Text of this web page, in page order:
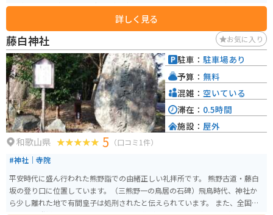
ネギ、のりなどトッピングも豊富に揃い、リピーターが多いのも納得です。
観光ついでに立ち寄るには最適な場所で、近隣には自然の絶景も多く、移動
時にはバイクでのツーリングを楽しむのも良いでしょう。駐車場も用意され
ており、サクッと入店できます。ぜひ、和歌山の美味しいラーメンを味わい
に訪れてみてください！
詳しく見る
藤白神社 お気に入り
和歌山県 5 （口コミ1件）
#神社｜寺院
平安時代に盛ん行われた熊野詣での由緒正しい礼拝所です。 熊野古道・藤白
坂の登り口に位置しています。（三熊野一の鳥居の石碑）飛鳥時代、神社か
ら少し離れた地で有間皇子は処刑されたと伝えられています。 また、全国の
駐車： 駐車場あり
予算： 無料
混雑： 空いている
滞在： 0.5時間
施設： 屋外